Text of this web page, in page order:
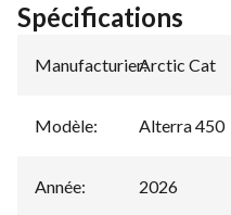
Spécifications
Manufacturier:
Arctic Cat
Modèle: Alterra 450
Année: 2026